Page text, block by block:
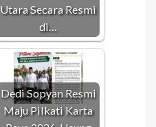
Utara Secara Resmi
di…
Dedi Sopyan Resmi
Maju Pilkati Karta